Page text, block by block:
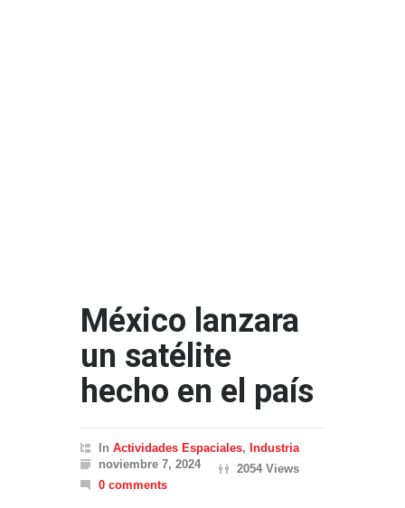
México lanzara
un satélite
hecho en el país
In Actividades Espaciales, Industria
noviembre 7, 2024
2054 Views
0 comments